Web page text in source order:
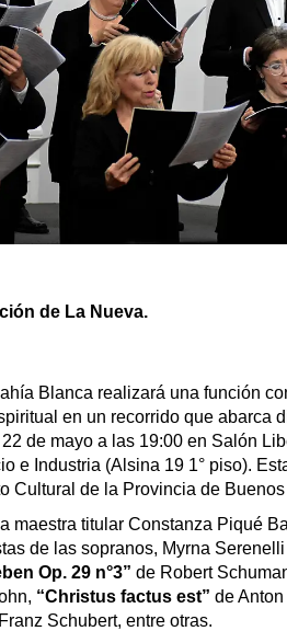
Sociedad
Tecnología
Turismo
Salud
Es viral
Farmacias
Loterías
Datos Útiles
Fúnebres
Edictos
Teléfonos de urgencia
de La Nueva.
Blanca realizará una función
en un recorrido que abarca
de mayo a las 19:00 en Salón
e Industria (Alsina 19 1° piso).
Cultural de la Provincia de Buenos
maestra titular Constanza Piqué
de las sopranos, Myrna
Op. 29 n°3” de Robert
“Christus factus est” de
Schubert, entre otras.